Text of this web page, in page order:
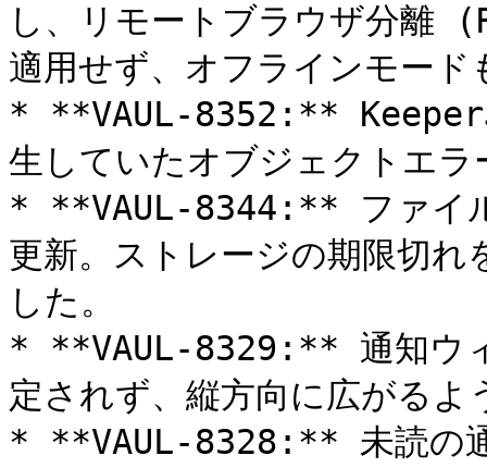
し、リモートブラウザ分離
適用せず、オフラインモード
* **VAUL-8352:**
生していたオブジェクトエラ
* **VAUL-8344:** ファイル
更新。ストレージの期限切
した。
* **VAUL-8329:** 通知ウィ
定されず、縦方向に広がるよ
* **VAUL-8328:** 未読の通